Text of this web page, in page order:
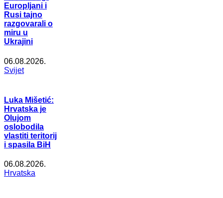
Europljani i
Rusi tajno
razgovarali o
miru u
Ukrajini
06.08.2026.
Svijet
Luka Mišetić:
Hrvatska je
Olujom
oslobodila
vlastiti teritorij
i spasila BiH
06.08.2026.
Hrvatska